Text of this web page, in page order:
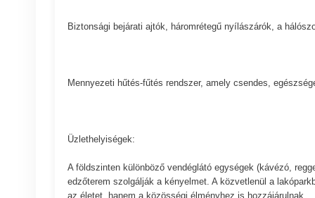
Biztonsági bejárati ajtók, háromrétegű nyílászárók, a
Mennyezeti hűtés-fűtés rendszer, amely csendes,
Üzlethelyiségek:
A földszinten különböző vendéglátó egységek (kávézó,
edzőterem szolgálják a kényelmet. A közvetlenül a
az életet, hanem a közösségi élményhez is hozzájárulnak.